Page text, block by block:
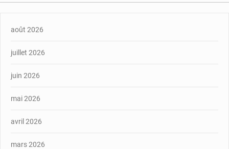
août 2026
juillet 2026
juin 2026
mai 2026
avril 2026
mars 2026